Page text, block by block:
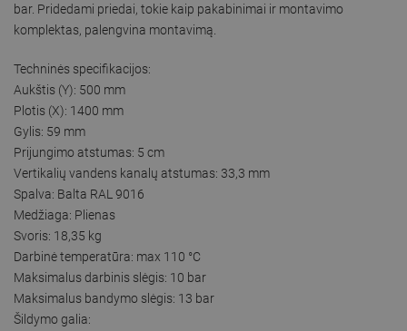
bar. Pridedami priedai, tokie kaip pakabinimai ir montavimo
komplektas, palengvina montavimą.
Techninės specifikacijos:
Aukštis (Y): 500 mm
Plotis (X): 1400 mm
Gylis: 59 mm
Prijungimo atstumas: 5 cm
Vertikalių vandens kanalų atstumas: 33,3 mm
Spalva: Balta RAL 9016
Medžiaga: Plienas
Svoris: 18,35 kg
Darbinė temperatūra: max 110 °C
Maksimalus darbinis slėgis: 10 bar
Maksimalus bandymo slėgis: 13 bar
Šildymo galia: